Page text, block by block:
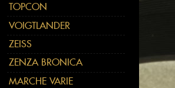
TOPCON
VOIGTLANDER
ZEISS
ZENZA BRONICA
MARCHE VARIE